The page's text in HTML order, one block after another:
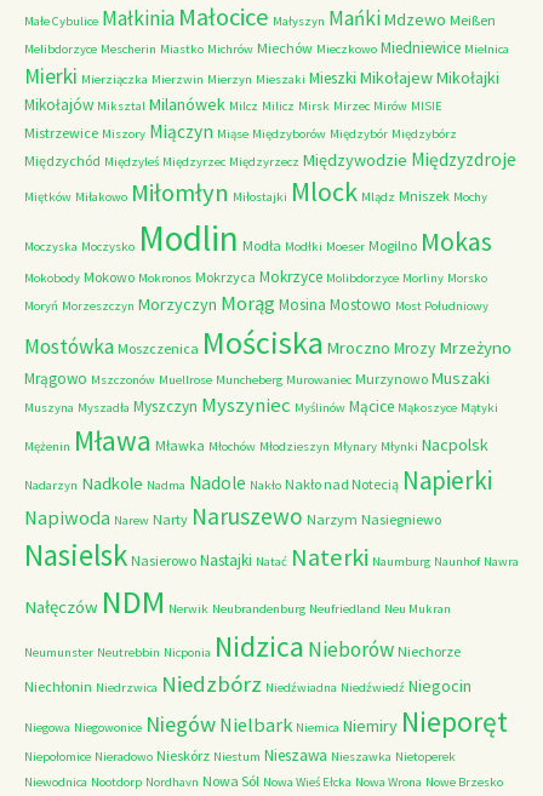
Małe Cybulice Małkinia Małocice Małyszyn MańkiMdzewo Meißen
Melibdorzyce Mescherin Miastko Michrów Miechów Mieczkowo Miedniewice Mielnica
Mierki Mierziączka Mierzwin Mierzyn Mieszaki Mieszki MikołajewMikołajki
Mikołajów Miksztal Milanówek Milcz Milicz Mirsk Mirzec Mirów MISIE
Mistrzewice Miszory Miączyn Miąse Międzyborów Międzybór Międzybórz
Międzychód Międzyleś Międzyrzec Międzyrzecz Międzywodzie Międzyzdroje
Miętków Miłakowo Miłomłyn Miłostajki Mlock Mlądz Mniszek Mochy
Moczyska Moczysko Modlin Modła Modłki Moeser Mogilno Mokas
Mokobody Mokowo Mokronos Mokrzyca Mokrzyce Molibdorzyce Morliny Morsko
Moryń Morzeszczyn Morzyczyn MorągMosina Mostowo Most Południowy
Mostówka Moszczenica Mościska Mroczno Mrozy Mrzeżyno
Mrągowo Mszczonów Muellrose Muncheberg Murowaniec Murzynowo Muszaki
Muszyna Myszadła Myszczyn Myszyniec Myślinów Mącice Mąkoszyce Mątyki
Mężenin Mława Mławka Młochów Młodzieszyn Młynary Młynki Nacpolsk
Nadarzyn Nadkole Nadma Nadole Nakło Nakło nad Notecią Napierki
Napiwoda Narew Narty Naruszewo Narzym Nasiegniewo
Nasielsk Nasierowo Nastajki Natać Naterki Naumburg Naunhof Nawra
Nałęczów NDM Nerwik Neubrandenburg Neufriedland Neu Mukran
Neumunster Neutrebbin Nicponia Nidzica Nieborów Niechorze
Niechłonin Niedrzwica Niedzbórz Niedźwiadna Niedźwiedź Niegocin
Niegowa Niegowonice Niegów Nielbark Niemica Niemiry Nieporęt
Niepołomice Nieradowo Nieskórz Niestum Nieszawa Nieszawka Nietoperek
Niewodnica Nootdorp Nordhavn Nowa Sól Nowa Wieś Ełcka Nowa Wrona Nowe Brzesko